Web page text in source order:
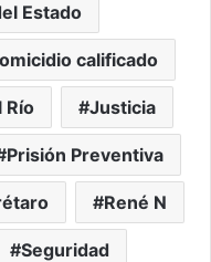
Estado
calificado
Río Justicia
Prisión Preventiva
René N
Seguridad